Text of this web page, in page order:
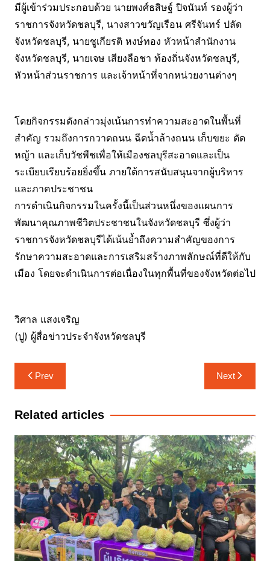
มีผู้เข้าร่วมประกอบด้วย นายพงศ์ธสิษฐ์ ปิจนันท์ รองผู้ว่า
ราชการจังหวัดชลบุรี, นางสาวขวัญเรือน ศรีจันทร์ ปลัด
จังหวัดชลบุรี, นายชูเกียรติ หงษ์ทอง หัวหน้าสำนักงาน
จังหวัดชลบุรี, นายเจษ เสียงลือชา ท้องถิ่นจังหวัดชลบุรี,
หัวหน้าส่วนราชการ และเจ้าหน้าที่จากหน่วยงานต่างๆ
โดยกิจกรรมดังกล่าวมุ่งเน้นการทำความสะอาดในพื้นที่
สำคัญ รวมถึงการกวาดถนน ฉีดน้ำล้างถนน เก็บขยะ ตัด
หญ้า และเก็บวัชพืชเพื่อให้เมืองชลบุรีสะอาดและเป็น
ระเบียบเรียบร้อยยิ่งขึ้น ภายใต้การสนับสนุนจากผู้บริหาร
และภาคประชาชน
การดำเนินกิจกรรมในครั้งนี้เป็นส่วนหนึ่งของแผนการ
พัฒนาคุณภาพชีวิตประชาชนในจังหวัดชลบุรี ซึ่งผู้ว่า
ราชการจังหวัดชลบุรีได้เน้นย้ำถึงความสำคัญของการ
รักษาความสะอาดและการเสริมสร้างภาพลักษณ์ที่ดีให้กับ
เมือง โดยจะดำเนินการต่อเนื่องในทุกพื้นที่ของจังหวัดต่อไป
วิศาล แสงเจริญ
(ปู) ผู้สื่อข่าวประจำจังหวัดชลบุรี
แนะแนว
เรื่อง
Prev Next
Related articles